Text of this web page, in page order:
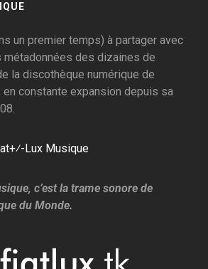
un premier temps) à partager avec
métadonnées des dizaines de
la discothèque numérique de
en constante expansion depuis sa
Lux Musique
c’est la trame sonore de
du Monde.